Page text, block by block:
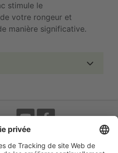
stimule le
votre rongeur et
manière significative.
A propos